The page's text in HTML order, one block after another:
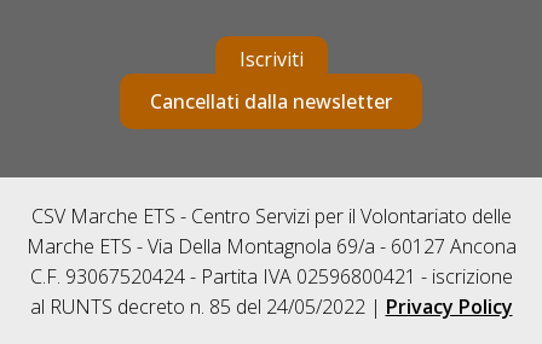
Iscriviti
Cancellati dalla newsletter
CSV Marche ETS - Centro Servizi per il Volontariato delle
Marche ETS - Via Della Montagnola 69/a - 60127 Ancona
C.F. 93067520424 - Partita IVA 02596800421 - iscrizione
al RUNTS decreto n. 85 del 24/05/2022 | Privacy Policy